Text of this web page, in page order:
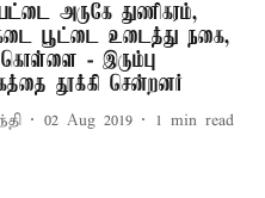
அருகே துணிகரம்,
பூட்டை உடைத்து நகை,
- இரும்பு
தூக்கி சென்றனர்
02 Aug 2019 1 min read